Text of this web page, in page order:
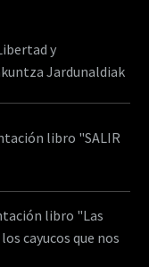
y
Jardunaldiak
libro "SALIR
libro "Las
cayucos que nos